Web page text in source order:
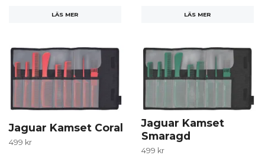
LÄS MER LÄS MER
Jaguar Kamset Coral
499 kr
Jaguar Kamset
Smaragd
499 kr